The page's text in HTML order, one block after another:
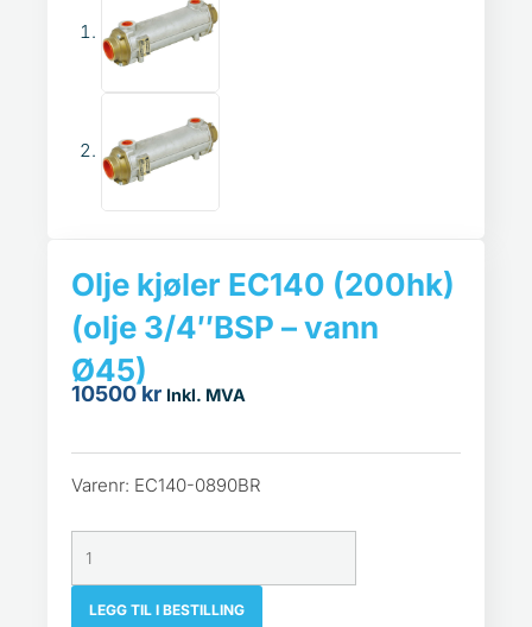
Olje kjøler EC140 (200hk)
(olje 3/4″BSP – vann
Ø45)
10500kr Inkl. MVA
Varenr: EC140-0890BR
Olje
EC140
(200hk)
(olje
LEGG TIL I BESTILLING